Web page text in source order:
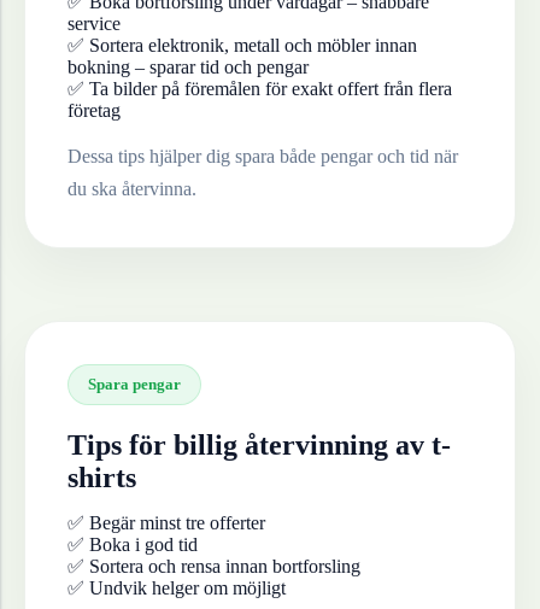
service
✅ Sortera elektronik, metall och möbler innan
bokning – sparar tid och pengar
✅ Ta bilder på föremålen för exakt offert från flera
företag
Dessa tips hjälper dig spara både pengar och tid när
du ska återvinna.
Spara pengar
Tips för billig återvinning av t-
shirts
✅ Begär minst tre offerter
✅ Boka i god tid
✅ Sortera och rensa innan bortforsling
✅ Undvik helger om möjligt